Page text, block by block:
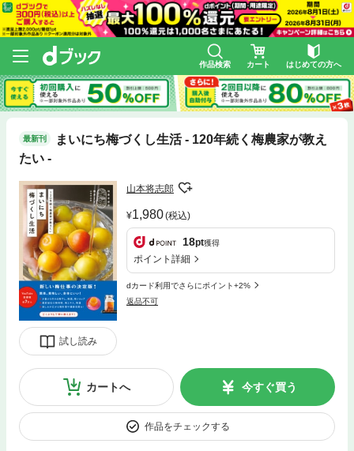
作品検索 カート はじめての方へ
最新刊
まいにち梅づくし生活 - 120年続く梅農家が教え
たい -
試し読み
山本将志郎
1,980(税込)
18pt獲得
ポイント詳細
dカード利用でさらにポイント+2%
返品不可
カートへ 今すぐ買う
作品をチェックする